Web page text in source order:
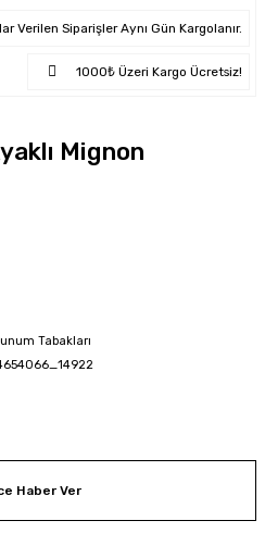
Verilen Siparişler Aynı Gün Kargolanır.
1000₺ Üzeri Kargo Ücretsiz!
Mignon
Tabakları
Haber Ver